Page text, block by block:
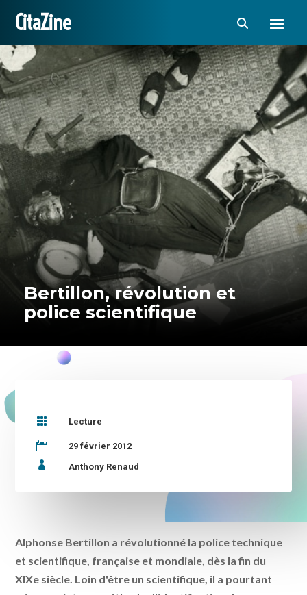
CitaZine
Bertillon, révolution et
police scientifique
 Lecture
 29 février 2012
 Anthony Renaud
Alphonse Bertillon a révolutionné la police technique
et scientifique, française et mondiale, dès la fin du
XIXe siècle. Loin d'être un scientifique, il a pourtant